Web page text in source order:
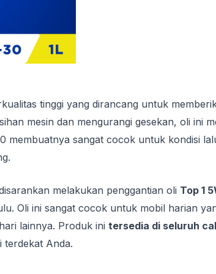
tinggi yang dirancang untuk
mesin dan mengurangi gesekan, oli ini
membuatnya sangat cocok untuk kondisi
melakukan penggantian oli Top 1
Oli ini sangat cocok untuk mobil harian
lainnya. Produk ini tersedia di seluruh
terdekat Anda.